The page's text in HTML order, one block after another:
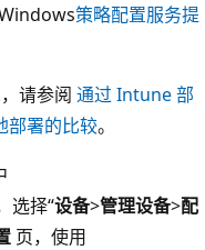
策略配置服务提
请参阅 通过 Intune 部
部署的比较。
选择“设备>管理设备>配
页，使用